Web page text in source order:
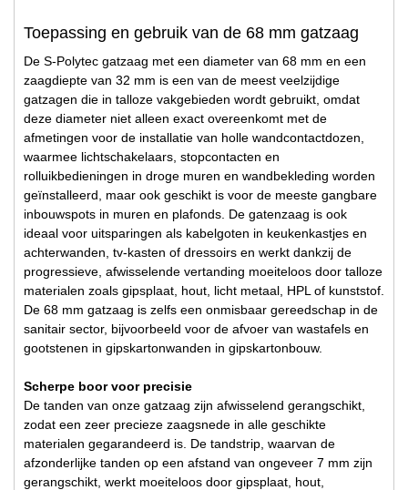
Toepassing en gebruik van de 68 mm gatzaag
De S-Polytec gatzaag met een diameter van 68 mm en een
zaagdiepte van 32 mm is een van de meest veelzijdige
gatzagen die in talloze vakgebieden wordt gebruikt, omdat
deze diameter niet alleen exact overeenkomt met de
afmetingen voor de installatie van holle wandcontactdozen,
waarmee lichtschakelaars, stopcontacten en
rolluikbedieningen in droge muren en wandbekleding worden
geïnstalleerd, maar ook geschikt is voor de meeste gangbare
inbouwspots in muren en plafonds. De gatenzaag is ook
ideaal voor uitsparingen als kabelgoten in keukenkastjes en
achterwanden, tv-kasten of dressoirs en werkt dankzij de
progressieve, afwisselende vertanding moeiteloos door talloze
materialen zoals gipsplaat, hout, licht metaal, HPL of kunststof.
De 68 mm gatzaag is zelfs een onmisbaar gereedschap in de
sanitair sector, bijvoorbeeld voor de afvoer van wastafels en
gootstenen in gipskartonwanden in gipskartonbouw.
Scherpe boor voor precisie
De tanden van onze gatzaag zijn afwisselend gerangschikt,
zodat een zeer precieze zaagsnede in alle geschikte
materialen gegarandeerd is. De tandstrip, waarvan de
afzonderlijke tanden op een afstand van ongeveer 7 mm zijn
gerangschikt, werkt moeiteloos door gipsplaat, hout,